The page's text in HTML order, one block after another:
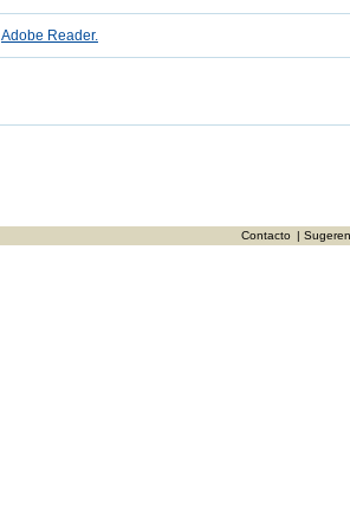
Adobe Reader.
|
Contacto